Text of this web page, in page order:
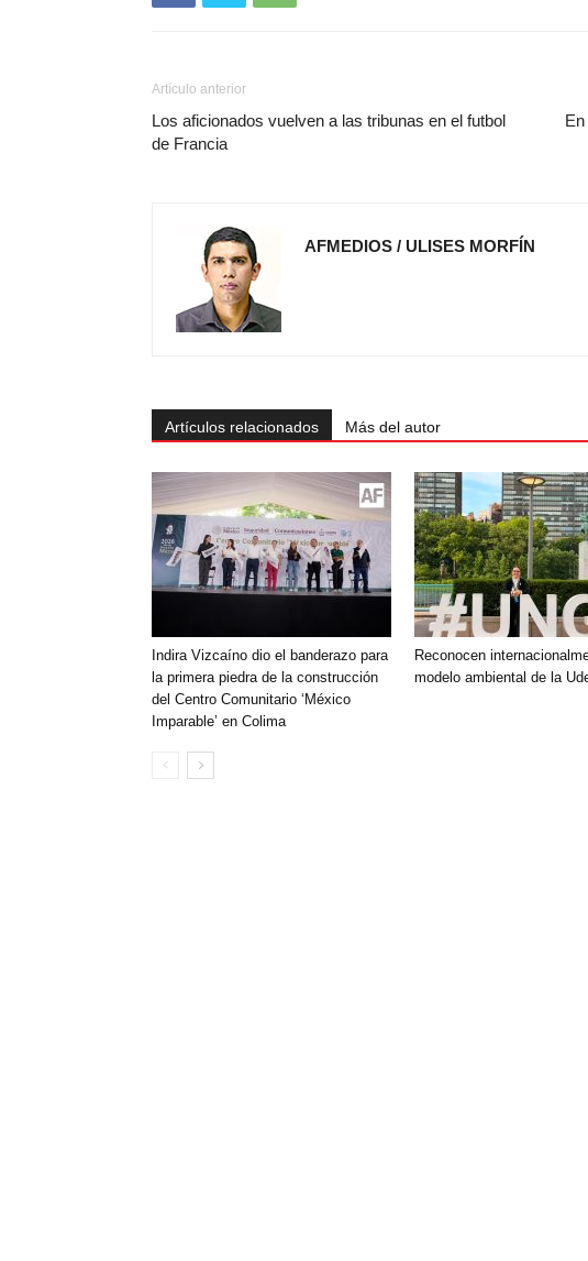
Artículo anterior
Los aficionados vuelven a las tribunas en el futbol
de Francia
AFMEDIOS / ULISES MORFÍN
Artículos relacionados Más del autor
Indira Vizcaíno dio el banderazo para
la primera piedra de la construcción
del Centro Comunitario ‘México
Imparable’ en Colima
Reconocen
modelo ambiental de la